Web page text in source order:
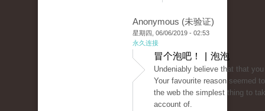
Anonymous (未验证)
星期四, 06/06/2019 - 02:53
永久连接
冒个泡吧！ | 泡泡
Undeniably believe that that
Your favourite reason seemed
the web the simplest thing to
account of.